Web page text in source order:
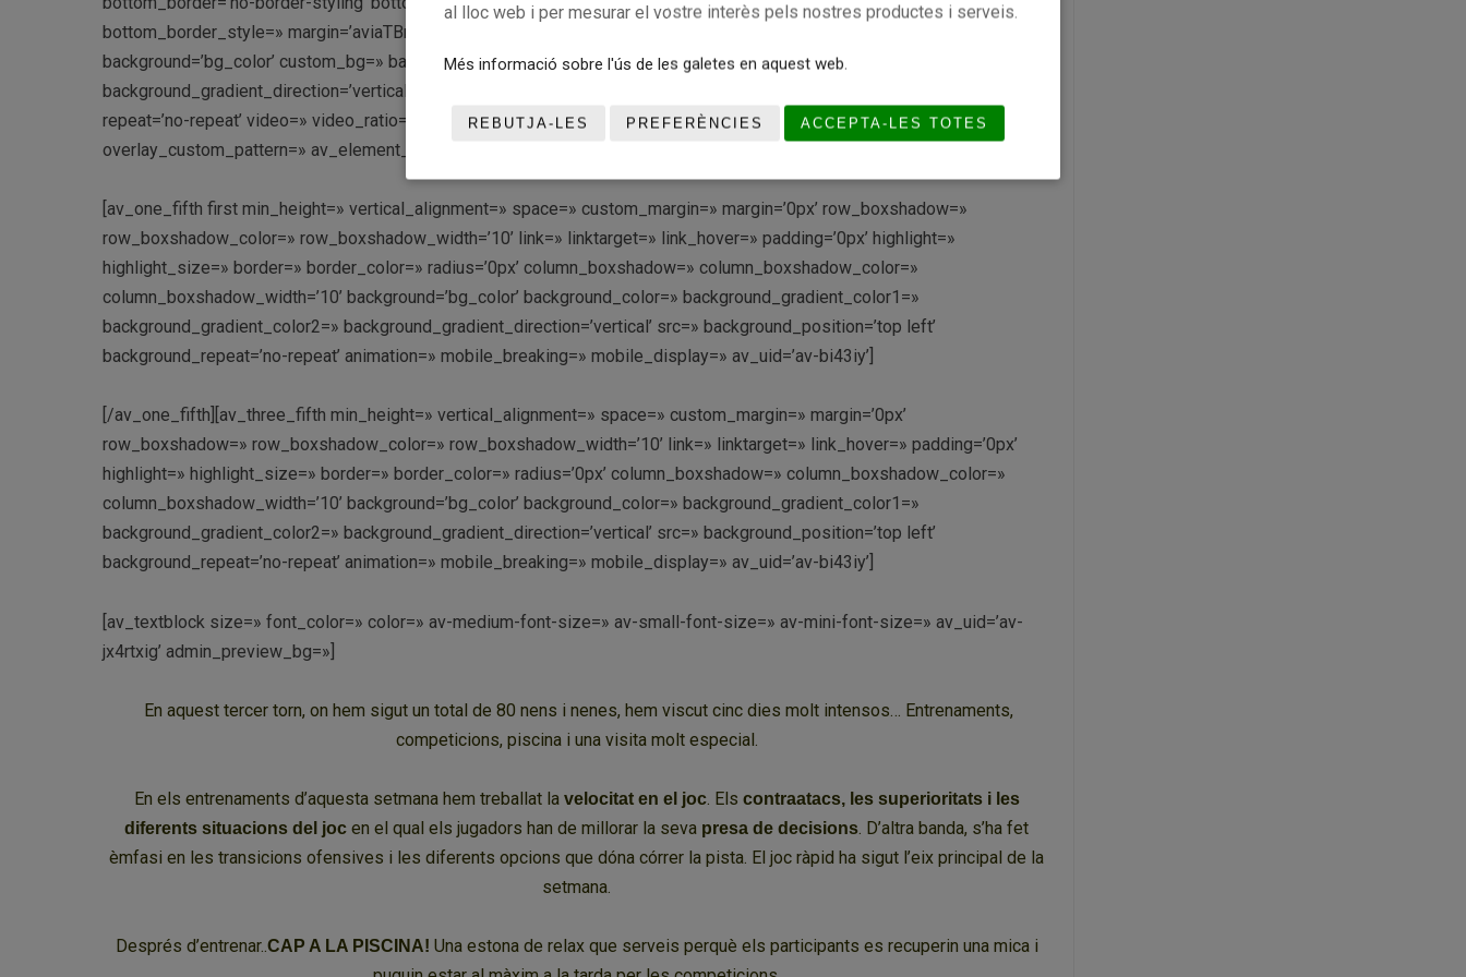
bottom_border_style=» margin=’aviaTBmargin’ custom_margin=’0px,0px’ custom_arrow_bg=» id=» color=’main_color’
background=’bg_color’ custom_bg=» background_gradient_color1=» background_gradient_color2=»
background_gradient_direction=’vertical’ src=» attachment=» attachment_size=» attach=’scroll’ position=’top left’
repeat=’no-repeat’ video=» video_ratio=’16:9′ overlay_opacity=’0.5′ overlay_color=» overlay_pattern=»
overlay_custom_pattern=» av_element_hidden_in_editor=’0′ av_uid=’av-di7h62′]
[av_one_fifth first min_height=» vertical_alignment=» space=» custom_margin=» margin=’0px’ row_boxshadow=»
row_boxshadow_color=» row_boxshadow_width=’10’ link=» linktarget=» link_hover=» padding=’0px’ highlight=»
highlight_size=» border=» border_color=» radius=’0px’ column_boxshadow=» column_boxshadow_color=»
column_boxshadow_width=’10’ background=’bg_color’ background_color=» background_gradient_color1=»
background_gradient_color2=» background_gradient_direction=’vertical’ src=» background_position=’top left’
background_repeat=’no-repeat’ animation=» mobile_breaking=» mobile_display=» av_uid=’av-bi43iy’]
[/av_one_fifth][av_three_fifth min_height=» vertical_alignment=» space=» custom_margin=» margin=’0px’
row_boxshadow=» row_boxshadow_color=» row_boxshadow_width=’10’ link=» linktarget=» link_hover=» padding=’0px’
highlight=» highlight_size=» border=» border_color=» radius=’0px’ column_boxshadow=» column_boxshadow_color=»
column_boxshadow_width=’10’ background=’bg_color’ background_color=» background_gradient_color1=»
background_gradient_color2=» background_gradient_direction=’vertical’ src=» background_position=’top left’
background_repeat=’no-repeat’ animation=» mobile_breaking=» mobile_display=» av_uid=’av-bi43iy’]
[av_textblock size=» font_color=» color=» av-medium-font-size=» av-small-font-size=» av-mini-font-size=» av_uid=’av-
jx4rtxig’ admin_preview_bg=»]
En aquest tercer torn, on hem sigut un total de 80 nens i nenes, hem viscut cinc dies molt intensos… Entrenaments,
competicions, piscina i una visita molt especial.
En els entrenaments d’aquesta setmana hem treballat la velocitat en el joc. Els contraatacs, les superioritats i les
diferents situacions del joc en el qual els jugadors han de millorar la seva presa de decisions. D’altra banda, s’ha fet
èmfasi en les transicions ofensives i les diferents opcions que dóna córrer la pista. El joc ràpid ha sigut l’eix principal de la
setmana.
Després d’entrenar..CAP A LA PISCINA! Una estona de relax que serveis perquè els participants es recuperin una mica i
al lloc web i per mesurar el vostre interès pels nostres productes i serveis.
Més informació sobre l'ús de les galetes en aquest web.
REBUTJA-LES PREFERÈNCIES ACCEPTA-LES TOTES